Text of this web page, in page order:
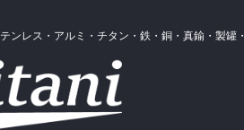
ンレス・アルミ・チタン・鉄・銅・真鍮・製罐